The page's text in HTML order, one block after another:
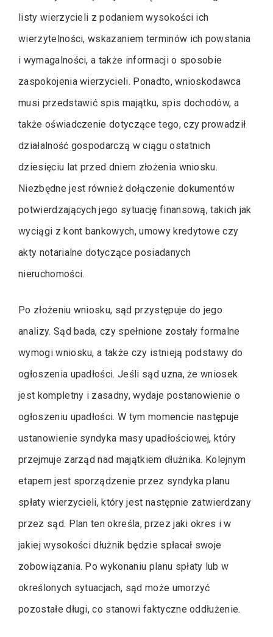
listy wierzycieli z podaniem wysokości ich
wierzytelności, wskazaniem terminów ich powstania
i wymagalności, a także informacji o sposobie
zaspokojenia wierzycieli. Ponadto, wnioskodawca
musi przedstawić spis majątku, spis dochodów, a
także oświadczenie dotyczące tego, czy prowadził
działalność gospodarczą w ciągu ostatnich
dziesięciu lat przed dniem złożenia wniosku.
Niezbędne jest również dołączenie dokumentów
potwierdzających jego sytuację finansową, takich jak
wyciągi z kont bankowych, umowy kredytowe czy
akty notarialne dotyczące posiadanych
nieruchomości.
Po złożeniu wniosku, sąd przystępuje do jego
analizy. Sąd bada, czy spełnione zostały formalne
wymogi wniosku, a także czy istnieją podstawy do
ogłoszenia upadłości. Jeśli sąd uzna, że wniosek
jest kompletny i zasadny, wydaje postanowienie o
ogłoszeniu upadłości. W tym momencie następuje
ustanowienie syndyka masy upadłościowej, który
przejmuje zarząd nad majątkiem dłużnika. Kolejnym
etapem jest sporządzenie przez syndyka planu
spłaty wierzycieli, który jest następnie zatwierdzany
przez sąd. Plan ten określa, przez jaki okres i w
jakiej wysokości dłużnik będzie spłacał swoje
zobowiązania. Po wykonaniu planu spłaty lub w
określonych sytuacjach, sąd może umorzyć
pozostałe długi, co stanowi faktyczne oddłużenie.